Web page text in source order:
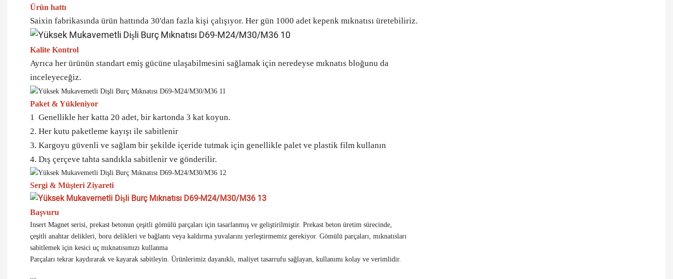
Ürün hattı
Saixin fabrikasında ürün hattında 30'dan fazla kişi çalışıyor. Her gün 1000 adet kepenk mıknatısı üretebiliriz.
Kalite Kontrol
Ayrıca her ürünün standart emiş gücüne ulaşabilmesini sağlamak için neredeyse mıknatıs bloğunu da
inceleyeceğiz.
Paket & Yükleniyor
1 Genellikle her katta 20 adet, bir kartonda 3 kat koyun.
2. Her kutu paketleme kayışı ile sabitlenir
3. Kargoyu güvenli ve sağlam bir şekilde içeride tutmak için genellikle palet ve plastik film kullanın
4. Dış çerçeve tahta sandıkla sabitlenir ve gönderilir.
Sergi & Müşteri Ziyareti
Başvuru
Insert Magnet serisi, prekast betonun çeşitli gömülü parçaları için tasarlanmış ve geliştirilmiştir. Prekast beton üretim sürecinde,
çeşitli anahtar delikleri, boru delikleri ve bağlantı veya kaldırma yuvalarını yerleştirmemiz gerekiyor. Gömülü parçaları, mıknatısları
sabitlemek için kesici uç mıknatısımızı kullanma
Parçaları tekrar kaydırarak ve kayarak sabitleyin. Ürünlerimiz dayanıklı, maliyet tasarrufu sağlayan, kullanımı kolay ve verimlidir.